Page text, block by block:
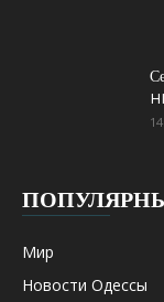
Мир
Новости Одессы